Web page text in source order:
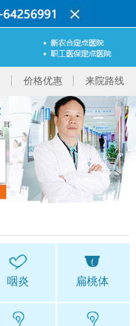
价格优惠 来院路线
咽炎 扁桃体